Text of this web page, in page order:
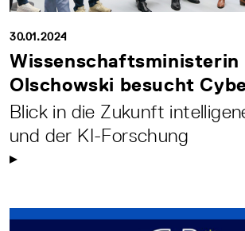
30.01.2024
Wissenschaftsministerin
Olschowski besucht
Blick in die Zukunft
und der KI-Forschung